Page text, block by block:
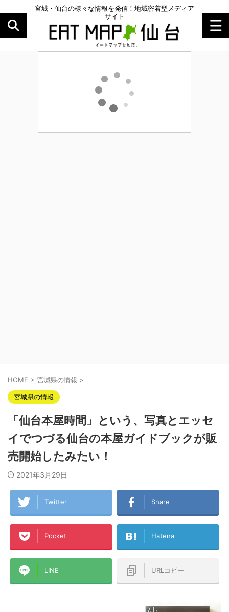
宮城・仙台の様々な情報を発信！地域密着型メディア
サイト
HOME > 宮城県の情報 >
宮城県の情報
「仙台本屋時間」という、写真とエッセ
イでつづる仙台の本屋ガイドブックが販
売開始したみたい！
2021年3月29日
Twitter Share
Pocket Hatena
LINE URLコピー